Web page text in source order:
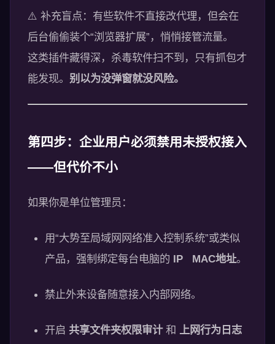
⚠️ 补充盲点：有些软件不直接改代理，但会在
后台偷偷装个“浏览器扩展”，悄悄接管流量。
这类插件藏得深，杀毒软件扫不到，只有抓包才
能发现。 别以为没弹窗就没风险。
第四步：企业用户必须禁用未授权接入
——但代价不小
如果你是单位管理员：
用“大势至局域网网络准入控制系统”或类似
产品，强制绑定每台电脑的 IP MAC地址。
禁止外来设备随意接入内部网络。
开启 共享文件夹权限审计和 上网行为日志